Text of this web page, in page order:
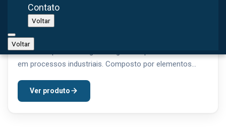
Contato
Voltar
Voltar
Filtro de manga
O filtro de manga industrial é um dos equipamentos mais
eficientes para a filtragem de gases e partículas sólidas
em processos industriais. Composto por elementos
Ver produto